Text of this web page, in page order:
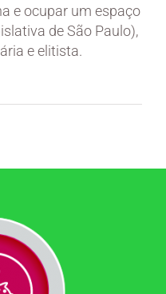
e ocupar um espaço
de São Paulo),
e elitista.